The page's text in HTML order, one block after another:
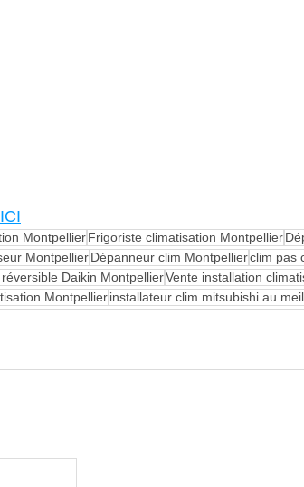
ICI
MontpellierFrigoriste climatisation Montpellier
MontpellierDépanneur clim Montpellierclim pas
Daikin MontpellierVente installation
Montpellierinstallateur clim mitsubishi au